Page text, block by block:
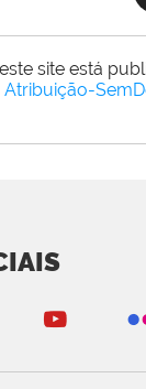
site está